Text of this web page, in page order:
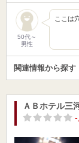
50代～
男性
ここは
関連情報から探す
ＡＢホテル三
-